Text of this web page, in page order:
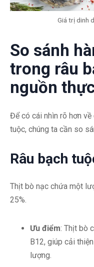
Giá trị dinh
So sánh
trong râu
nguồn
Để có cái nhìn rõ hơn
tuộc, chúng ta cần so
Râu bạch
Thịt bò nạc chứa một
25%.
Ưu điểm: Thịt bò
B12, giúp cải
lượng.